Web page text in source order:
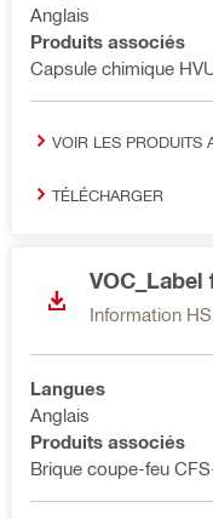
Anglais
Produits associés
Capsule chimique
VOIR LES PRODUITS
TÉLÉCHARGER
VOC_Label
Information
Langues
Anglais
Produits associés
Brique coupe-feu